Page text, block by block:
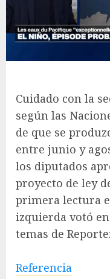
Cuidado con la
según las
de que se
entre junio y
los diputados
proyecto de ley
primera lectura
izquierda votó
temas de
Referencia